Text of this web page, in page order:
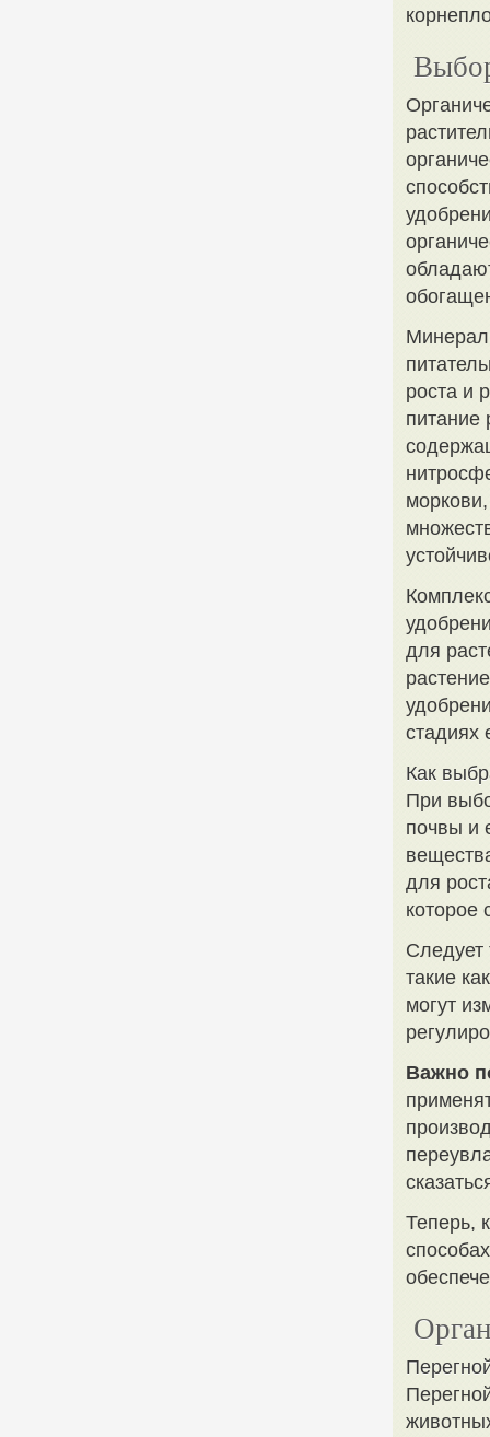
роста и
питание
для
стадиях
Как
При
почвы и
для
которое
Следует
такие
могут
Важно
Теперь,